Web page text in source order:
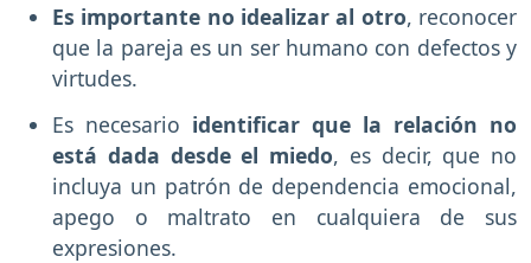
Es importante no idealizar al otro, reconocer
que la pareja es un ser humano con defectos y
virtudes.
Es necesario identificar que la relación no
está dada desde el miedo, es decir, que no
incluya un patrón de dependencia emocional,
apego o maltrato en cualquiera de sus
expresiones.